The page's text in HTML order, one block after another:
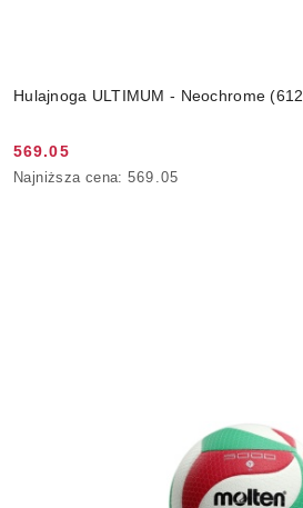
Hulajnoga ULTIMUM - Neochrome
Cena
promocyjna:
569.05
Najniższa
Najniższa cena: 569.05